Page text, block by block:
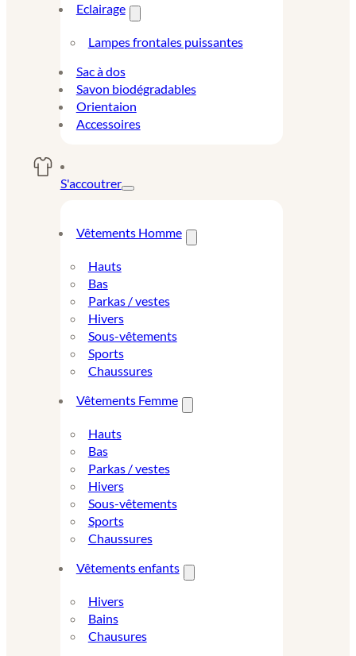
Eclairage
Lampes frontales puissantes
Sac à dos
Savon biodégradables
Orientaion
Accessoires
S'accoutrer
Vêtements Homme
Hauts
Bas
Parkas / vestes
Hivers
Sous-vêtements
Sports
Chaussures
Vêtements Femme
Hauts
Bas
Parkas / vestes
Hivers
Sous-vêtements
Sports
Chaussures
Vêtements enfants
Hivers
Bains
Chausures